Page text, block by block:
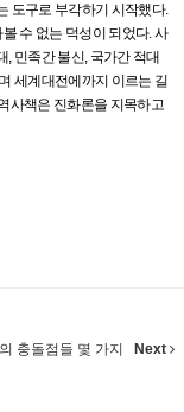
도구로 부각하기 시작했다.
수 없는 덕성이 되었다.사
, 민족간 불신, 국가간 적대
세계대전에까지 이르는 길
사책은 진화론을 지목하고
충돌점들 몇 가지 Next